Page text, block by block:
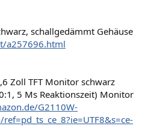
schallgedämmt Gehäuse
a257696.html
Zoll TFT Monitor schwarz
5 Ms Reaktionszeit) Monitor
G2110W-